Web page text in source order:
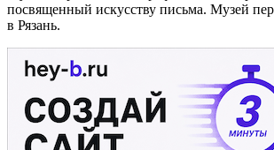
посвященный искусству письма. Музей
в Рязань.